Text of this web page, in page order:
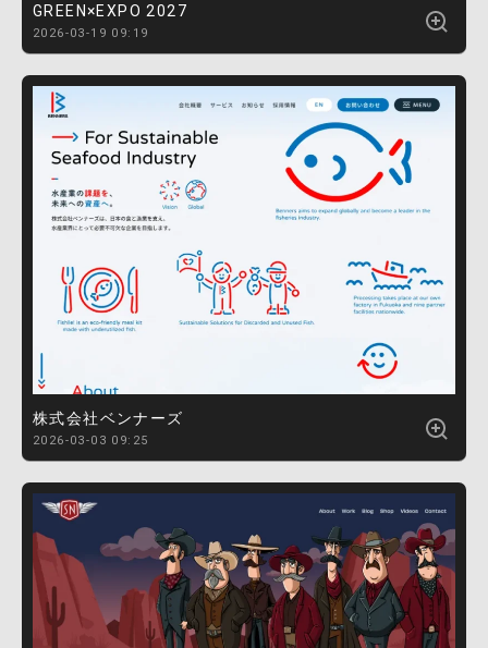
GREEN×EXPO 2027
2026-03-19 09:19
株式会社ベンナーズ
2026-03-03 09:25